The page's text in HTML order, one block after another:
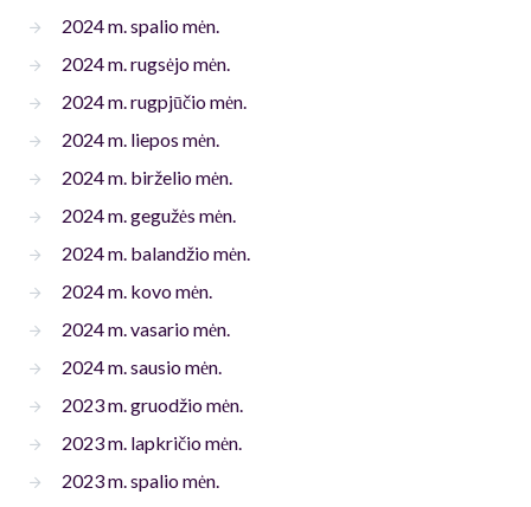
2024 m. spalio mėn.
2024 m. rugsėjo mėn.
2024 m. rugpjūčio mėn.
2024 m. liepos mėn.
2024 m. birželio mėn.
2024 m. gegužės mėn.
2024 m. balandžio mėn.
2024 m. kovo mėn.
2024 m. vasario mėn.
2024 m. sausio mėn.
2023 m. gruodžio mėn.
2023 m. lapkričio mėn.
2023 m. spalio mėn.